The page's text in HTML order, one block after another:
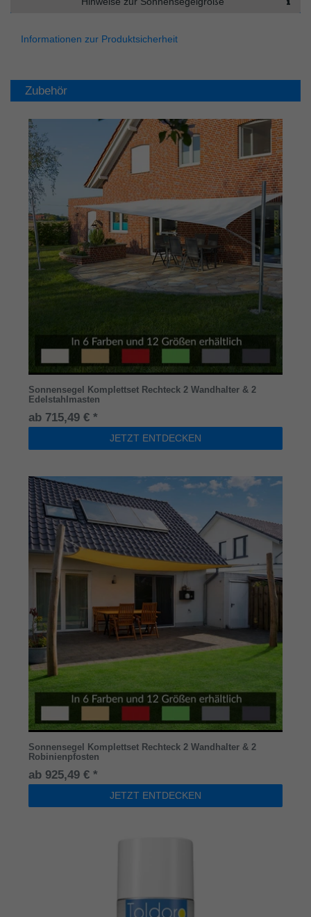
Informationen zur Produktsicherheit
Zubehör
Sonnensegel Komplettset Rechteck 2 Wandhalter & 2
Edelstahlmasten
ab 715,49 € *
JETZT ENTDECKEN
Sonnensegel Komplettset Rechteck 2 Wandhalter & 2
Robinienpfosten
ab 925,49 € *
JETZT ENTDECKEN